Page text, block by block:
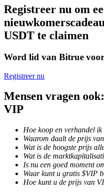
Word een Copy Trader
Geniet van winstdeling
Big data-analyse inclusief
Registreer nu om
USDT te claimen
Word lid van Bitrue voor
Registreer nu
Mensen vragen
VIP
Hoe koop en verhandel
Waarom daalt de prijs
Wat is de hoogste prijs
Wat is de
Is nu een goed moment
Waar kunt u gratis $VIP
Hoe kunt u de prijs van